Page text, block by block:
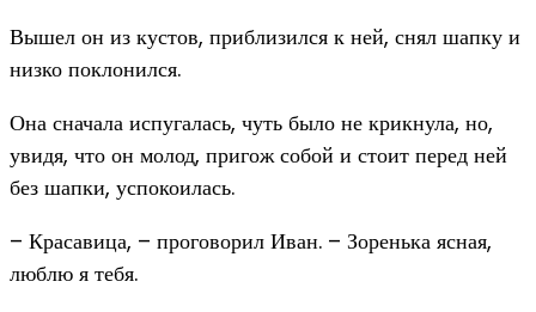
Вышел он из кустов, приблизился к ней, снял шапку и
низко поклонился.
Она сначала испугалась, чуть было не крикнула, но,
увидя, что он молод, пригож собой и стоит перед ней
без шапки, успокоилась.
– Красавица, – проговорил Иван. – Зоренька ясная,
люблю я тебя.